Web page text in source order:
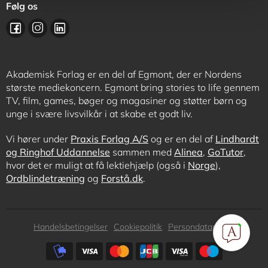
Følg os
Akademisk Forlag er en del af Egmont, der er Nordens
største mediekoncern. Egmont bring stories to life gennem
TV, film, games, bøger og magasiner og støtter børn og
unge i svære livsvilkår i at skabe et godt liv.
Vi hører under Praxis Forlag A/S og er en del af Lindhardt
og Ringhof Uddannelse sammen med Alinea, GoTutor,
hvor det er muligt at få lektiehjælp (også i Norge),
Ordblindetræning og Forstå.dk.
Subfooter
Handelsbetingelser Cookiepolitik
Persondatapolitik
Subfooter
payment